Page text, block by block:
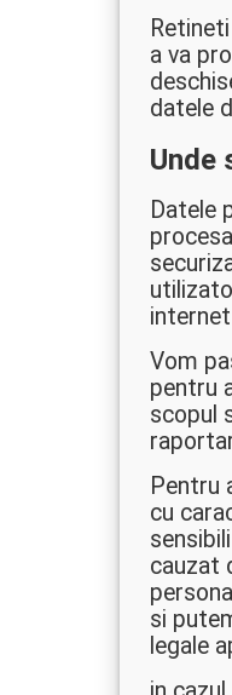
a va
datele
Unde
Datele
Vom
pentru
scopul
Pentru
cu
cauzat
si
legale